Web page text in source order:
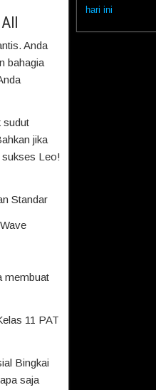
Anda
bahagia
sudut
jika
sukses Leo!
Standar
membuat
11 PAT
Bingkai
saja
hari ini